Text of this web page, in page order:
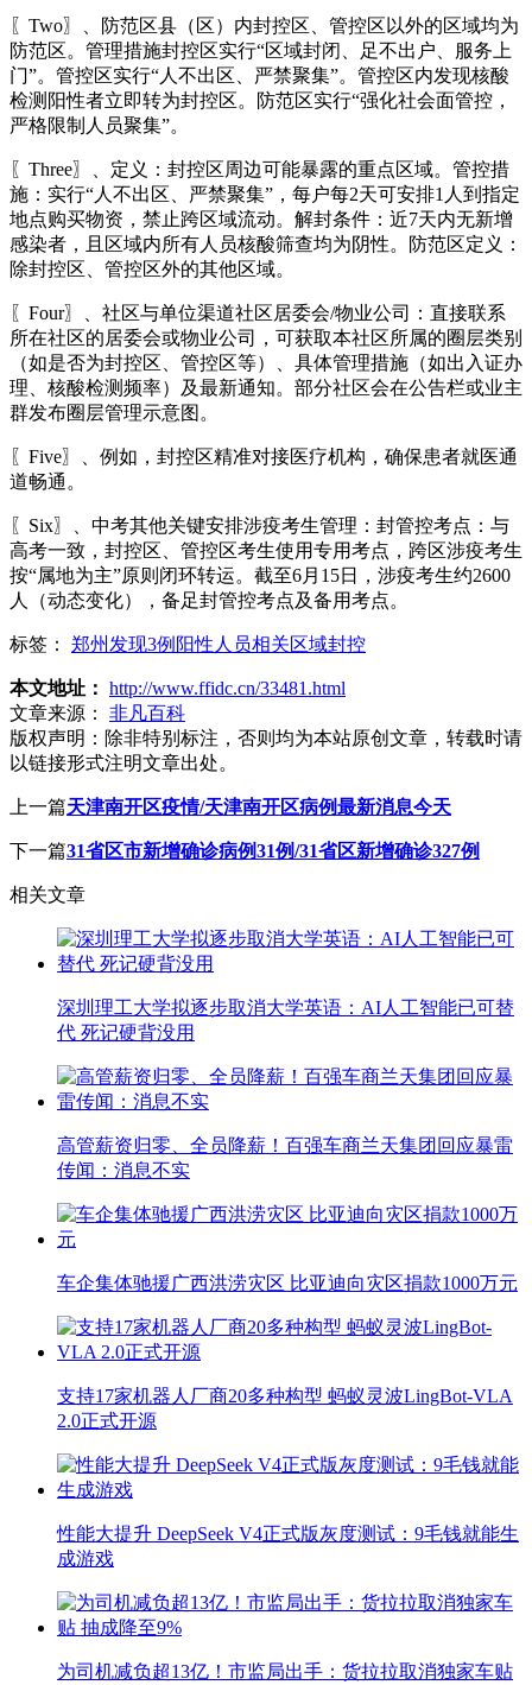
〖Two〗、防范区县（区）内封控区、管控区以外的区域均为
防范区。管理措施封控区实行“区域封闭、足不出户、服务上
门”。管控区实行“人不出区、严禁聚集”。管控区内发现核酸
检测阳性者立即转为封控区。防范区实行“强化社会面管控，
严格限制人员聚集”。
〖Three〗、定义：封控区周边可能暴露的重点区域。管控措
施：实行“人不出区、严禁聚集”，每户每2天可安排1人到指定
地点购买物资，禁止跨区域流动。解封条件：近7天内无新增
感染者，且区域内所有人员核酸筛查均为阴性。防范区定义：
除封控区、管控区外的其他区域。
〖Four〗、社区与单位渠道社区居委会/物业公司：直接联系
所在社区的居委会或物业公司，可获取本社区所属的圈层类别
（如是否为封控区、管控区等）、具体管理措施（如出入证办
理、核酸检测频率）及最新通知。部分社区会在公告栏或业主
群发布圈层管理示意图。
〖Five〗、例如，封控区精准对接医疗机构，确保患者就医通
道畅通。
〖Six〗、中考其他关键安排涉疫考生管理：封管控考点：与
高考一致，封控区、管控区考生使用专用考点，跨区涉疫考生
按“属地为主”原则闭环转运。截至6月15日，涉疫考生约2600
人（动态变化），备足封管控考点及备用考点。
标签： 郑州发现3例阳性人员相关区域封控
本文地址： http://www.ffidc.cn/33481.html
文章来源：
非凡百科
版权声明： 除非特别标注，否则均为本站原创文章，转载时请
以链接形式注明文章出处。
上一篇天津南开区疫情/天津南开区病例最新消息今天
下一篇31省区市新增确诊病例31例/31省区新增确诊327例
相关文章
深圳理工大学拟逐步取消大学英语：AI人工智能已可替
代 死记硬背没用
高管薪资归零、全员降薪！百强车商兰天集团回应暴雷
传闻：消息不实
车企集体驰援广西洪涝灾区 比亚迪向灾区捐款1000万元
支持17家机器人厂商20多种构型 蚂蚁灵波LingBot-VLA
2.0正式开源
性能大提升 DeepSeek V4正式版灰度测试：9毛钱就能生
成游戏
为司机减负超13亿！市监局出手：货拉拉取消独家车贴